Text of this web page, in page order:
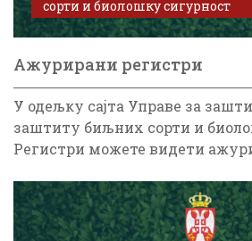
сорти и биолошку сигурност
Ажурирани регистри
У одељку сајта Управе за
заштиту биљних сорти и
Регистри можете видети